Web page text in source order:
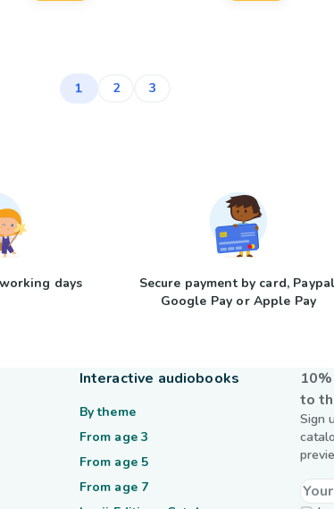
1 2 3
days
Secure payment by card,
Google Pay or Apple Pay
to
Sign
Interactive audiobooks
By theme
From age 3
From age 5
From age 7